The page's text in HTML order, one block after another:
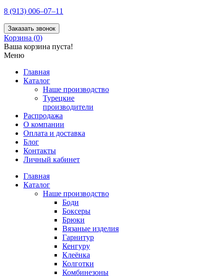
8 (913) 006–07–11
Заказать звонок
Корзина (0)
Ваша корзина пуста!
Меню
Главная
Каталог
Наше производство
Турецкие
производители
Распродажа
О компании
Оплата и доставка
Блог
Контакты
Личный кабинет
Главная
Каталог
Наше производство
Боди
Боксеры
Брюки
Вязаные изделия
Гарнитур
Кенгуру
Клеёнка
Колготки
Комбинезоны